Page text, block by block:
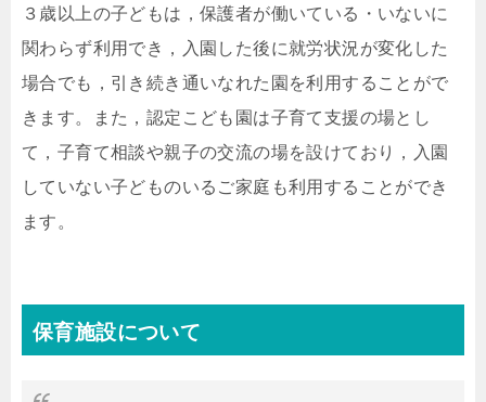
３歳以上の子どもは，保護者が働いている・いないに
関わらず利用でき，入園した後に就労状況が変化した
場合でも，引き続き通いなれた園を利用することがで
きます。また，認定こども園は子育て支援の場とし
て，子育て相談や親子の交流の場を設けており，入園
していない子どものいるご家庭も利用することができ
ます。
保育施設について